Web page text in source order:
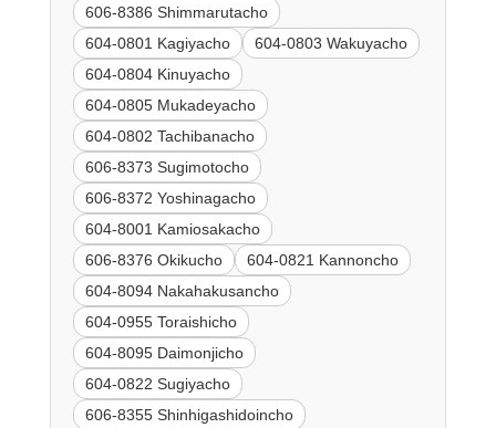
606-8386 Shimmarutacho
604-0801 Kagiyacho
604-0803 Wakuyacho
604-0804 Kinuyacho
604-0805 Mukadeyacho
604-0802 Tachibanacho
606-8373 Sugimotocho
606-8372 Yoshinagacho
604-8001 Kamiosakacho
606-8376 Okikucho
604-0821 Kannoncho
604-8094 Nakahakusancho
604-0955 Toraishicho
604-8095 Daimonjicho
604-0822 Sugiyacho
606-8355 Shinhigashidoincho